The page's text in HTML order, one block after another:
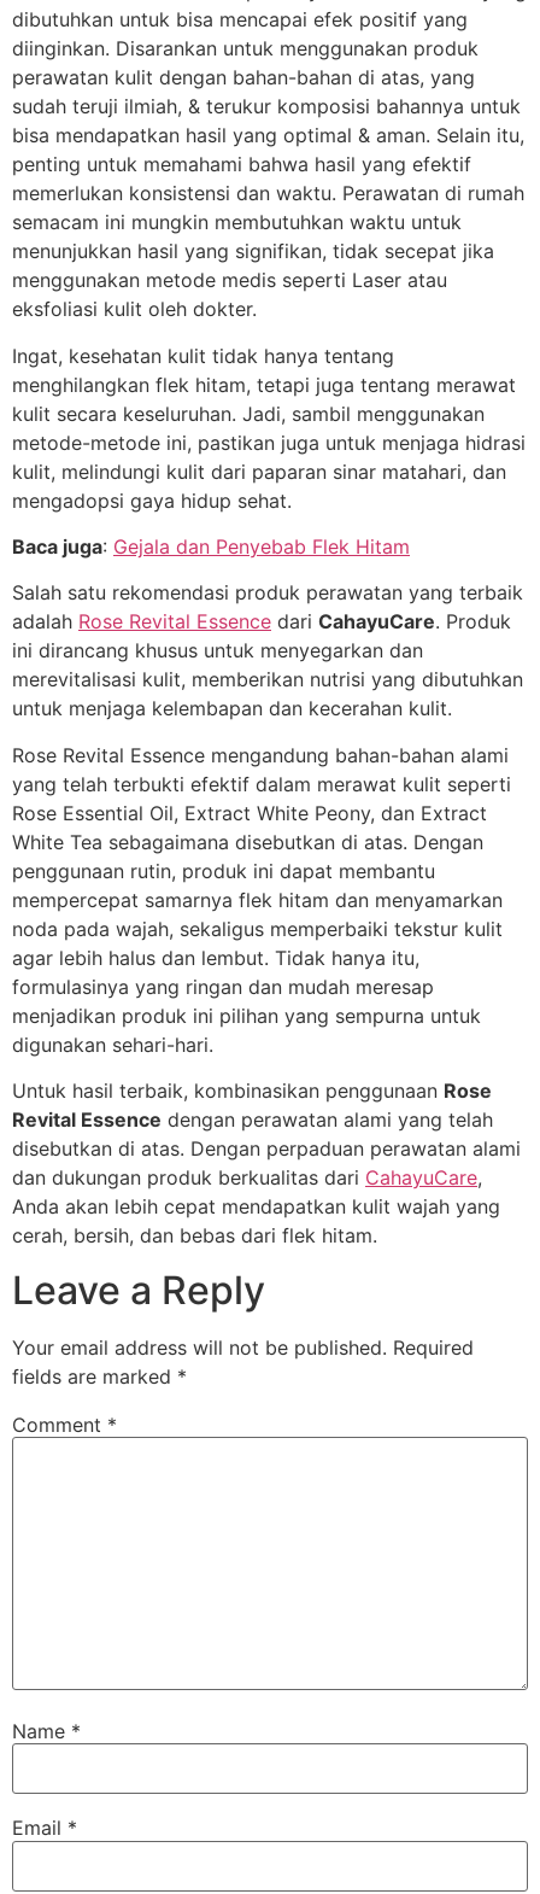
dibutuhkan untuk bisa mencapai efek positif yang
diinginkan. Disarankan untuk menggunakan produk
perawatan kulit dengan bahan-bahan di atas, yang
sudah teruji ilmiah, & terukur komposisi bahannya untuk
bisa mendapatkan hasil yang optimal & aman. Selain itu,
penting untuk memahami bahwa hasil yang efektif
memerlukan konsistensi dan waktu. Perawatan di rumah
semacam ini mungkin membutuhkan waktu untuk
menunjukkan hasil yang signifikan, tidak secepat jika
menggunakan metode medis seperti Laser atau
eksfoliasi kulit oleh dokter.
Ingat, kesehatan kulit tidak hanya tentang
menghilangkan flek hitam, tetapi juga tentang merawat
kulit secara keseluruhan. Jadi, sambil menggunakan
metode-metode ini, pastikan juga untuk menjaga hidrasi
kulit, melindungi kulit dari paparan sinar matahari, dan
mengadopsi gaya hidup sehat.
Baca juga: Gejala dan Penyebab Flek Hitam
Salah satu rekomendasi produk perawatan yang terbaik
adalah Rose Revital Essence dari CahayuCare. Produk
ini dirancang khusus untuk menyegarkan dan
merevitalisasi kulit, memberikan nutrisi yang dibutuhkan
untuk menjaga kelembapan dan kecerahan kulit.
Rose Revital Essence mengandung bahan-bahan alami
yang telah terbukti efektif dalam merawat kulit seperti
Rose Essential Oil, Extract White Peony, dan Extract
White Tea sebagaimana disebutkan di atas. Dengan
penggunaan rutin, produk ini dapat membantu
mempercepat samarnya flek hitam dan menyamarkan
noda pada wajah, sekaligus memperbaiki tekstur kulit
agar lebih halus dan lembut. Tidak hanya itu,
formulasinya yang ringan dan mudah meresap
menjadikan produk ini pilihan yang sempurna untuk
digunakan sehari-hari.
Untuk hasil terbaik, kombinasikan penggunaan Rose
Revital Essence dengan perawatan alami yang telah
disebutkan di atas. Dengan perpaduan perawatan alami
dan dukungan produk berkualitas dari CahayuCare,
Anda akan lebih cepat mendapatkan kulit wajah yang
cerah, bersih, dan bebas dari flek hitam.
Leave a Reply
Your email address will not be published. Required
fields are marked *
Comment *
Name *
Email *